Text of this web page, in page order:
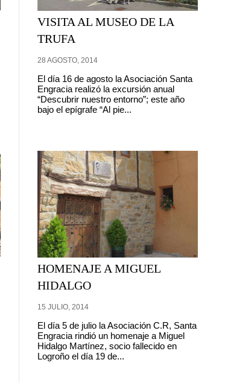
VISITA AL MUSEO DE LA
TRUFA
28 AGOSTO, 2014
El día 16 de agosto la Asociación Santa
Engracia realizó la excursión anual
“Descubrir nuestro entorno”; este año
bajo el epígrafe “Al pie...
HOMENAJE A MIGUEL
HIDALGO
15 JULIO, 2014
El día 5 de julio la Asociación C.R, Santa
Engracia rindió un homenaje a Miguel
Hidalgo Martínez, socio fallecido en
Logroño el día 19 de...